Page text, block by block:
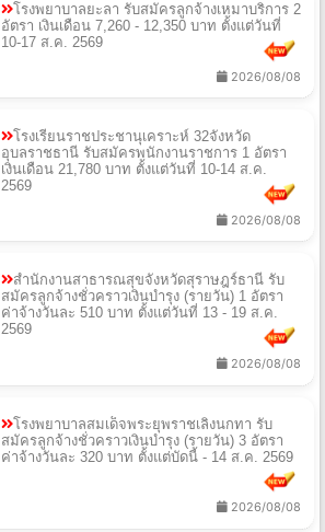
โรงพยาบาลยะลา รับสมัครลูกจ้างเหมาบริการ 2
อัตรา เงินเดือน 7,260 - 12,350 บาท ตั้งแต่วันที่
10-17 ส.ค. 2569
2026/08/08
โรงเรียนราชประชานุเคราะห์ 32จังหวัด
อุบลราชธานี รับสมัครพนักงานราชการ 1 อัตรา
เงินเดือน 21,780 บาท ตั้งแต่วันที่ 10-14 ส.ค.
2569
2026/08/08
สํานักงานสาธารณสุขจังหวัดสุราษฎร์ธานี รับ
สมัครลูกจ้างชั่วคราวเงินบํารุง (รายวัน) 1 อัตรา
ค่าจ้างวันละ 510 บาท ตั้งแต่วันที่ 13 - 19 ส.ค.
2569
2026/08/08
โรงพยาบาลสมเด็จพระยุพราชเลิงนกทา รับ
สมัครลูกจ้างชั่วคราวเงินบํารุง (รายวัน) 3 อัตรา
ค่าจ้างวันละ 320 บาท ตั้งแต่บัดนี้ - 14 ส.ค. 2569
2026/08/08